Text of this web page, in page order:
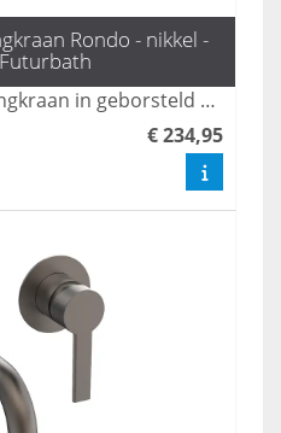
Rondo - nikkel -
De Rondo inbouw mengkraan in geborsteld nikkel combineert een subtiele en luxueuze uitstraling, waardoor het een perfecte aanvulling is voor elke moderne badkamer. Deze kraan biedt niet alleen esthetische waarde, maar ook functionaliteit en duurzaamheid. Transformeer uw badkamer met de elegante afwerking en geavanceerde technologie van de Rondo mengkraan.
€ 234,95